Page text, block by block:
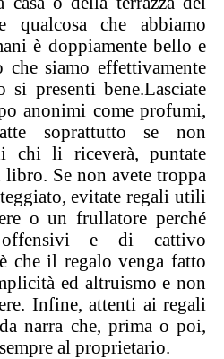
qualcosa che abbiamo
è doppiamente bello e
siamo effettivamente
si presenti bene.Lasciate
anonimi come profumi,
soprattutto se non
chi li riceverà, puntate
Se non avete troppa
evitate regali utili
o un frullatore perché
offensivi e di cattivo
che il regalo venga fatto
ed altruismo e non
Infine, attenti ai regali
narra che, prima o poi,
al proprietario.